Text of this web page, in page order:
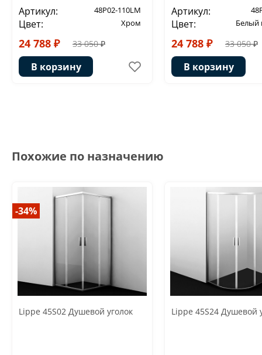
Артикул: 48P02-110LM
Цвет: Хром
24 788 ₽ 33 050 ₽
В корзину
Артикул:
Цвет: Белый
24 788 ₽ 33 050 ₽
В корзину
Похожие по назначению
-34%
Lippe 45S02 Душевой уголок Lippe 45S24 Душевой